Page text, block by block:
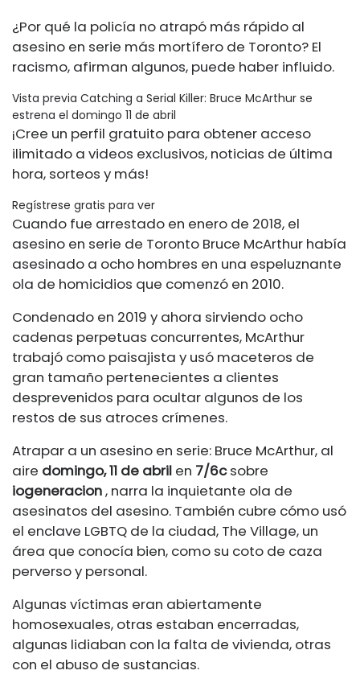
¿Por qué la policía no atrapó más rápido al
asesino en serie más mortífero de Toronto? El
racismo, afirman algunos, puede haber influido.
Vista previa Catching a Serial Killer: Bruce McArthur se
estrena el domingo 11 de abril
¡Cree un perfil gratuito para obtener acceso
ilimitado a videos exclusivos, noticias de última
hora, sorteos y más!
Regístrese gratis para ver
Cuando fue arrestado en enero de 2018, el
asesino en serie de Toronto Bruce McArthur había
asesinado a ocho hombres en una espeluznante
ola de homicidios que comenzó en 2010.
Condenado en 2019 y ahora sirviendo ocho
cadenas perpetuas concurrentes, McArthur
trabajó como paisajista y usó maceteros de
gran tamaño pertenecientes a clientes
desprevenidos para ocultar algunos de los
restos de sus atroces crímenes.
Atrapar a un asesino en serie: Bruce McArthur, al
aire domingo, 11 de abril en 7/6csobre
iogeneracion, narra la inquietante ola de
asesinatos del asesino. También cubre cómo usó
el enclave LGBTQ de la ciudad, The Village, un
área que conocía bien, como su coto de caza
perverso y personal.
Algunas víctimas eran abiertamente
homosexuales, otras estaban encerradas,
algunas lidiaban con la falta de vivienda, otras
con el abuso de sustancias.